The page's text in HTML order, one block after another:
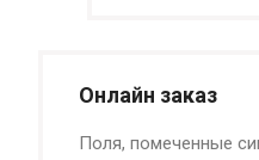
Онлайн заказ
Поля, помеченные